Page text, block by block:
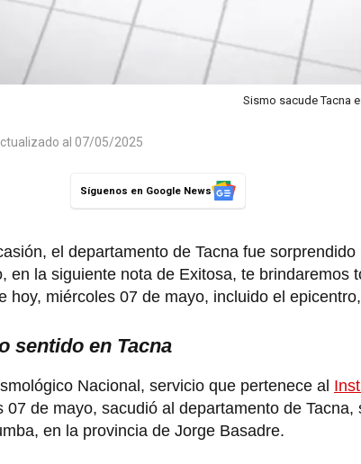
Sismo sacude Tacna
al 07/05/2025
Síguenos en Google News
el departamento de Tacna fue
en la siguiente nota de Exitosa, te brindaremos
hoy, miércoles 07 de mayo, incluido el
sentido en Tacna
Nacional, servicio que pertenece al
de mayo, sacudió al departamento de Tacna,
en la provincia de Jorge Basadre.